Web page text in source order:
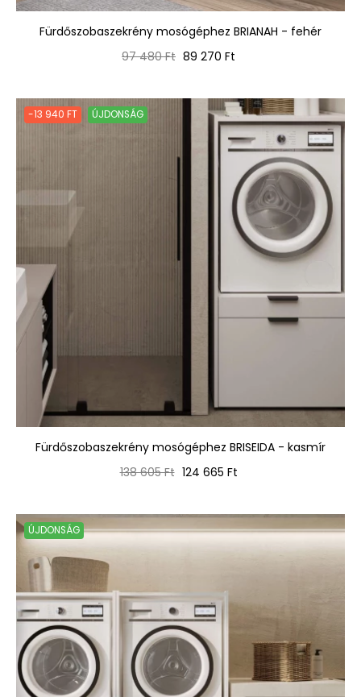
Fürdőszobaszekrény mosógéphez BRIANAH - fehér
Normál
97 480 Ft Ár
89 270 Ft
-13 940 FT ÚJDONSÁG
Fürdőszobaszekrény mosógéphez BRISEIDA - kasmír
Normál
138 605 Ft Ár
124 665 Ft
ÚJDONSÁG